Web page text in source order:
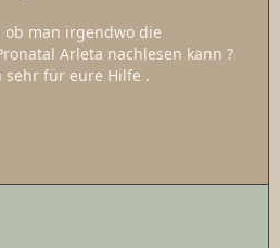
man irgendwo die
Arleta nachlesen kann ?
sehr für eure Hilfe .